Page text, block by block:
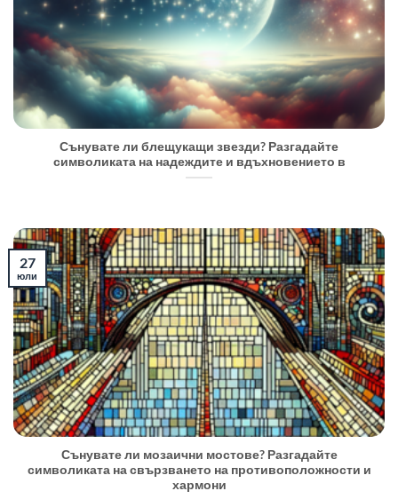
Сънувате ли блещукащи звезди? Разгадайте
символиката на надеждите и вдъхновението в
Сънувате ли мозаични мостове? Разгадайте
символиката на свързването на противоположности и
хармони
27
юли